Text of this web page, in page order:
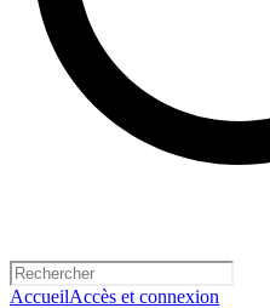
AccueilAccès et connexion